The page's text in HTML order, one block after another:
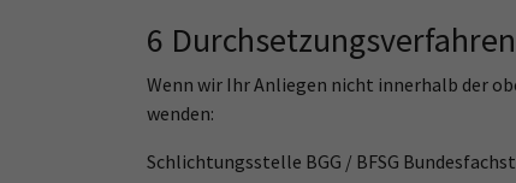
6 Durchsetzungsverfahren
Wenn wir Ihr Anliegen nicht innerhalb der
wenden:
Schlichtungsstelle BGG / BFSG